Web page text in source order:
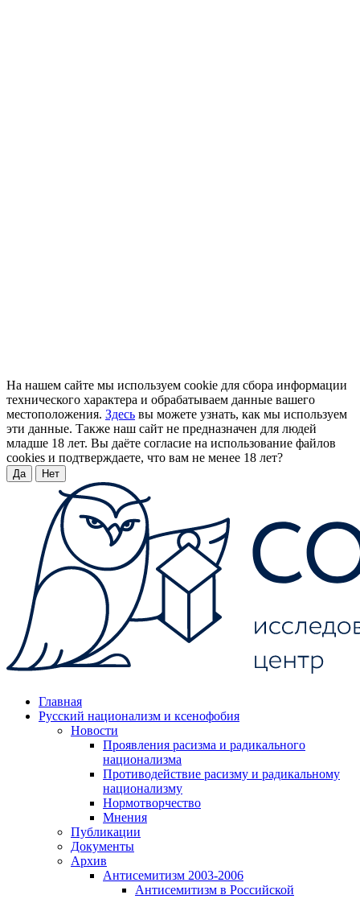
На нашем сайте мы используем cookie для сбора информации
технического характера и обрабатываем данные вашего
местоположения. Здесь вы можете узнать, как мы используем
эти данные. Также наш сайт не предназначен для людей
младше 18 лет. Вы даёте согласие на использование файлов
cookies и подтверждаете, что вам не менее 18 лет?
Да Нет
Главная
Русский национализм и ксенофобия
Новости
Проявления расизма и радикального
национализма
Противодействие расизму и радикальному
национализму
Нормотворчество
Мнения
Публикации
Документы
Архив
Антисемитизм 2003-2006
Антисемитизм в Российской